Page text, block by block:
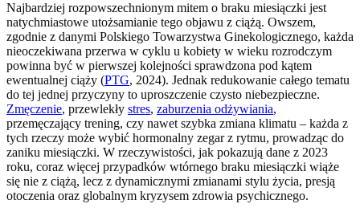
Najbardziej rozpowszechnionym mitem o braku miesiączki jest
natychmiastowe utożsamianie tego objawu z ciążą. Owszem,
zgodnie z danymi Polskiego Towarzystwa Ginekologicznego, każda
nieoczekiwana przerwa w cyklu u kobiety w wieku rozrodczym
powinna być w pierwszej kolejności sprawdzona pod kątem
ewentualnej ciąży (PTG, 2024). Jednak redukowanie całego tematu
do tej jednej przyczyny to uproszczenie czysto niebezpieczne.
Zmęczenie, przewlekły stres, zaburzenia odżywiania,
przemęczający trening, czy nawet szybka zmiana klimatu – każda z
tych rzeczy może wybić hormonalny zegar z rytmu, prowadząc do
zaniku miesiączki. W rzeczywistości, jak pokazują dane z 2023
roku, coraz więcej przypadków wtórnego braku miesiączki wiąże
się nie z ciążą, lecz z dynamicznymi zmianami stylu życia, presją
otoczenia oraz globalnym kryzysem zdrowia psychicznego.